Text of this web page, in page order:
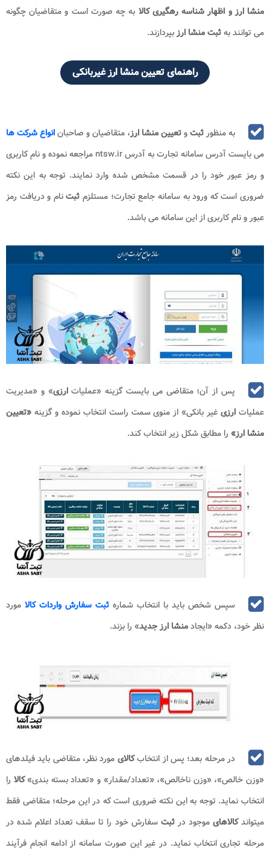
منشا ارز و اظهار شناسه رهگیری کالا به چه صورت است و متقاضیان چگونه
می توانند بهثبت منشا ارزبپردازند.
راهنمای تعیین منشا ارز غیربانکی
به منظورثبتوتعیین منشا ارز، متقاضیان و صاحبانانواع شرکت ها
می بایست آدرس سامانه تجارت به آدرس ntsw.ir مراجعه نموده و نام کاربری
و رمز عبور خود را در قسمت مشخص شده وارد نمایند. توجه به این نکته
ضروری است که ورود به سامانه جامع تجارت؛ مستلزم ثبتنام و دریافت رمز
عبور و نام کاربری از این سامانه می باشد.
پس از آن؛ متقاضی می بایست گزینه «عملیاتارزی» و «مدیریت
عملیات ارزی غیر بانکی» از منوی سمت راست انتخاب نموده و گزینه «تعیین
منشا ارز» را مطابق شکل زیر انتخاب کند.
سپس شخص باید با انتخاب شماره ثبت سفارش واردات کالا مورد
نظر خود، دکمه «ایجادمنشا ارز جدید» را بزند.
در مرحله بعد؛ پس از انتخابکالای مورد نظر، متقاضی باید فیلدهای
«وزن خالص»، «وزن ناخالص»، «تعداد/مقدار» و «تعداد بسته بندی»کالا را
انتخاب نماید. توجه به این نکته ضروری است که در این مرحله؛ متقاضی فقط
میتواندکالاهایموجود درثبتسفارش خود را تا سقف تعداد اعلام شده در
مرحله تجاری انتخاب نماید. در غیر این صورت سامانه از ادامه انجام فرآیند